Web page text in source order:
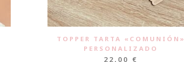
TOPPER TARTA «COMUNIÓN»
PERSONALIZADO
22,00 €